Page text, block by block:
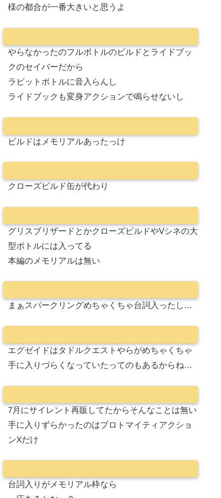
様の都合が一番大きいと思うよ
やらなかったのフルボトルのビルドとライドブッ
クのセイバーだから
ラビットボトルに音入らんし
ライドブックも変身アクションで鳴らせないし
ビルドはメモリアルあったっけ
クローズビルド缶が代わり
グリスブリザードとかクローズビルドやVシネの大
型ボトルには入ってる
本編のメモリアルは無い
まぁスパークリングめちゃくちゃ台詞入ったし…
エグゼイドはタドルクエストやらがめちゃくちゃ
手に入りづらくなっていたってのもあるからね…
7月にサイレント再販してたからそんなことは無い
手に入りずらかったのはプロトマイティアクショ
ンXだけ
台詞入りがメモリアル枠なら